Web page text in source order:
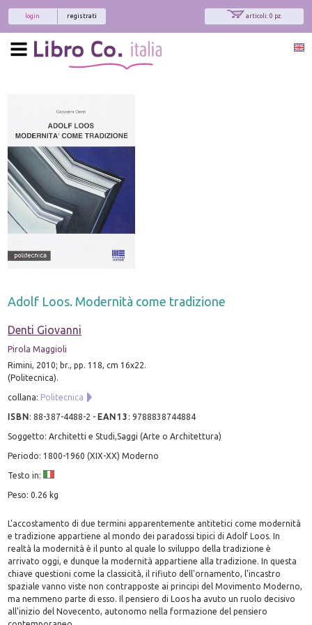
articoli: 0 pz.
registrati
login
Adolf Loos. Modernità come tradizione
Denti Giovanni
Pirola Maggioli
Rimini, 2010; br., pp. 118, cm 16x22.
(Politecnica).
collana: Politecnica
ISBN:88-387-4488-2 - EAN13 :9788838744884
Soggetto: Architetti e Studi,Saggi (Arte o Architettura)
Periodo: 1800-1960 (XIX-XX) Moderno
Testo in:
Peso: 0.26 kg
L'accostamento di due termini apparentemente antitetici come modernità
e tradizione appartiene al mondo dei paradossi tipici di Adolf Loos. In
realtà la modernità è il punto al quale lo sviluppo della tradizione è
arrivato oggi, e dunque la modernità appartiene alla tradizione. In questa
chiave questioni come la classicità, il rifiuto dell'ornamento, l'incastro
spaziale vanno viste non contrapposte ai principi del Movimento Moderno,
ma nemmeno parte di esso. Il pensiero di Loos ha avuto un ruolo decisivo
all'inizio del Novecento, autonomo nella formazione del pensiero